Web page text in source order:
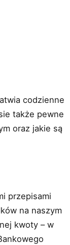
codzienne
także pewne
oraz jakie są
przepisami
na naszym
kwoty – w